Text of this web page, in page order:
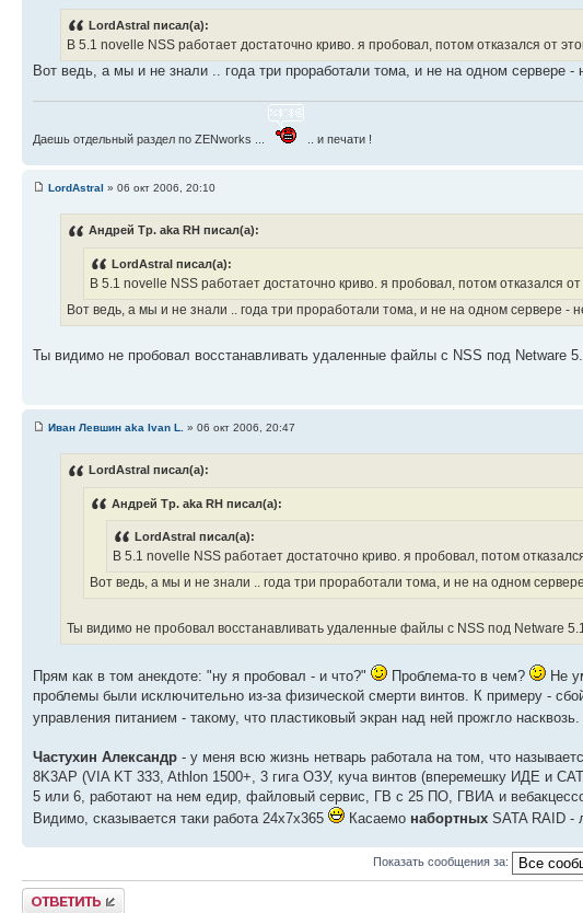
LordAstral писал(а):
В 5.1 novelle NSS работает достаточно криво. я пробовал, потом отказался от
Вот ведь, а мы и не знали .. года три проработали тома, и не на одном сервере -
Даешь отдельный раздел по ZENworks ... .. и печати !
LordAstral » 06 окт 2006, 20:10
Андрей Тр. aka RH писал(а):
LordAstral писал(а):
В 5.1 novelle NSS работает достаточно криво. я пробовал, потом отказался от
Вот ведь, а мы и не знали .. года три проработали тома, и не на одном сервере -
Ты видимо не пробовал восстанавливать удаленные файлы с NSS под Netware
Иван Левшин aka Ivan L. » 06 окт 2006, 20:47
LordAstral писал(а):
Андрей Тр. aka RH писал(а):
LordAstral писал(а):
В 5.1 novelle NSS работает достаточно криво. я пробовал, потом отказался
Вот ведь, а мы и не знали .. года три проработали тома, и не на одном
Ты видимо не пробовал восстанавливать удаленные файлы с NSS под Netware
Прям как в том анекдоте: "ну я пробовал - и что?" Проблема-то в чем? Не
проблемы были исключительно из-за физической смерти винтов. К примеру -
управления питанием - такому, что пластиковый экран над ней прожгло
Частухин Александр - у меня всю жизнь нетварь работала на том, что
8K3AP (VIA KT 333, Athlon 1500+, 3 гига ОЗУ, куча винтов (вперемешку ИДЕ и
5 или 6, работают на нем едир, файловый сервис, ГВ с 25 ПО, ГВИА и
Видимо, сказывается таки работа 24х7х365
Касаемо набортных SATA RAID -
Показать сообщения за:
Ответить